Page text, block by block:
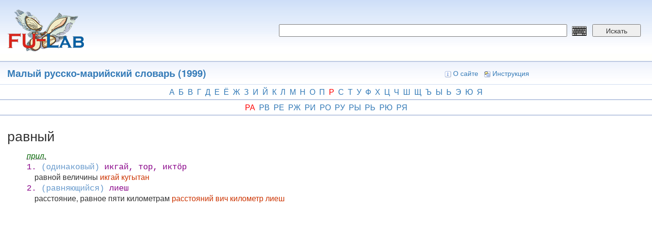
основному
содержанию
Искать
Малый русско-марийский словарь (1999) О сайте Инструкция
А Б В Г Д Е Ё Ж З И Й К Л М Н О П Р С Т У Ф Х Ц Ч Ш Щ Ъ Ы Ь Э Ю Я
РА РВ РЕ РЖ РИ РО РУ РЫ РЬ РЮ РЯ
равный
прил.
1. (одинаковый) икгай, тор, иктӧр
равной величины икгай кугытан
2. (равняющийся) лиеш
расстояние, равное пяти километрам расстояний вич километр лиеш